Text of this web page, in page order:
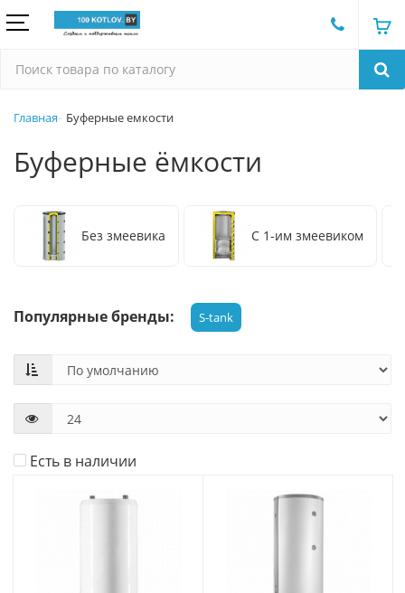
Главная Буферные емкости
Буферные ёмкости
Без змеевика С 1-им змеевиком
Популярные бренды: S-tank
Есть в наличии